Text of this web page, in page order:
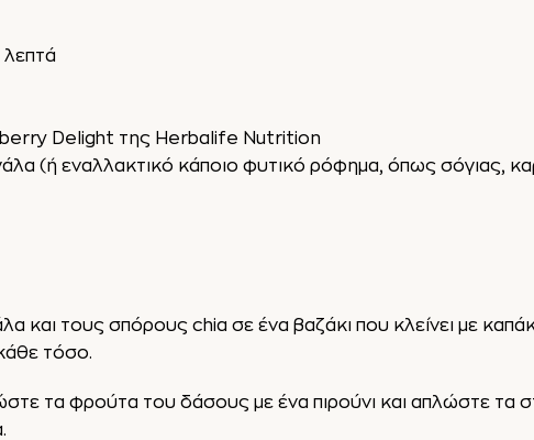
λεπτά
Delight της Herbalife Nutrition
(ή εναλλακτικό κάποιο φυτικό ρόφημα, όπως σόγιας,
και τους σπόρους chia σε ένα βαζάκι που κλείνει με
τόσο.
τα φρούτα του δάσους με ένα πιρούνι και απλώστε τα